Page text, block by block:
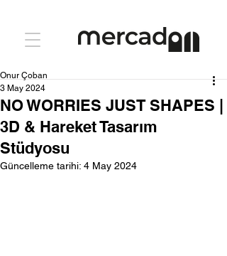
NO WORRIES JUST SHAPES |
3D & Hareket Tasarım
Stüdyosu
Onur Çoban
3 May 2024
Güncelleme tarihi: 4 May 2024